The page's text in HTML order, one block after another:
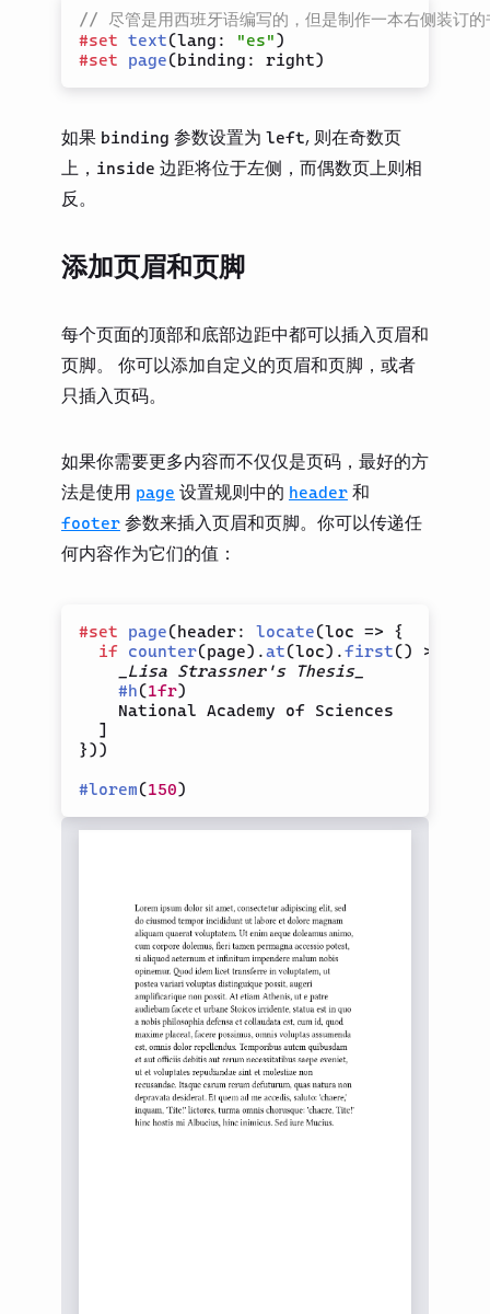
// 尽管是用西班牙语编写的，但是制作一本右侧装订的
#set text(lang : "es")
#set page(binding : right)
如果 binding 参数设置为 left, 则在奇数页
上， inside 边距将位于左侧，而偶数页上则相
反。
添加页眉和页脚
每个页面的顶部和底部边距中都可以插入页眉和
页脚。 你可以添加自定义的页眉和页脚，或者
只插入页码。
如果你需要更多内容而不仅仅是页码，最好的方
法是使用 page 设置规则中的 header 和
footer 参数来插入页眉和页脚。你可以传递任
何内容作为它们的值：
#set page(header: locate(loc =>
{
if counter(page) .at(loc) .first() >
_Lisa Strassner's Thesis_
#h(1fr)
    National Academy of Sciences
]
}))
#lorem(150)